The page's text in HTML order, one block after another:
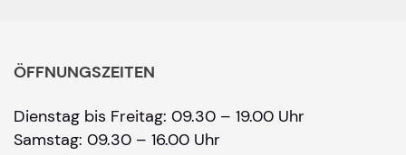
ÖFFNUNGSZEITEN
Dienstag bis Freitag: 09.30 – 19.00 Uhr
Samstag: 09.30 – 16.00 Uhr